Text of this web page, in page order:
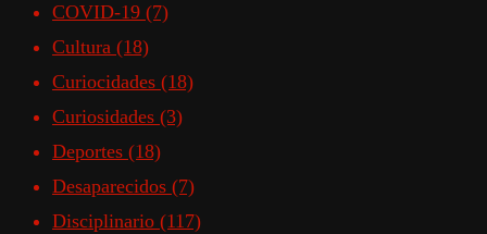
COVID-19 (7)
Cultura (18)
Curiocidades (18)
Curiosidades (3)
Deportes (18)
Desaparecidos (7)
Disciplinario (117)